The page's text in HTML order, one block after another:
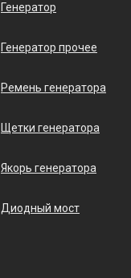
Генератор
Генератор прочее
Ремень генератора
Щетки генератора
Якорь генератора
Диодный мост